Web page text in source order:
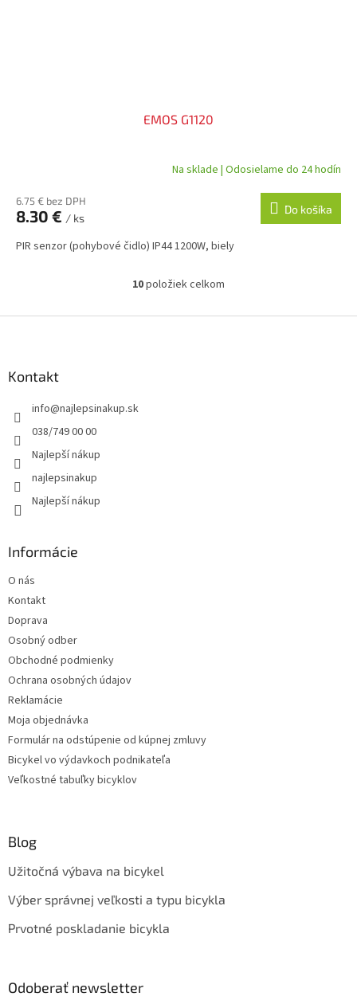
EMOS G1120
Na sklade | Odosielame do 24 hodín
6.75 € bez DPH
8.30 € / ks
Do košíka
PIR senzor (pohybové čidlo) IP44 1200W, biely
O
l
10položiek celkom
Kontakt
info@najlepsinakup.sk
038/749 00 00
Najlepší nákup
najlepsinakup
Najlepší nákup
Informácie
O nás
Kontakt
Doprava
Osobný odber
Obchodné podmienky
Ochrana osobných údajov
Reklamácie
Moja objednávka
Formulár na odstúpenie od kúpnej zmluvy
Bicykel vo výdavkoch podnikateľa
Veľkostné tabuľky bicyklov
Blog
Užitočná výbava na bicykel
Výber správnej veľkosti a typu bicykla
Prvotné poskladanie bicykla
Odoberať newsletter